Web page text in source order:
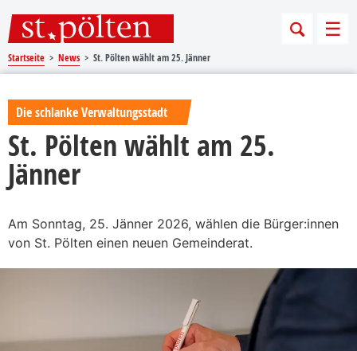
Startseite News St. Pölten wählt am 25. Jänner
Die schlanke Verwaltungsstadt
St. Pölten wählt am 25.
Jänner
Am Sonntag, 25. Jänner 2026, wählen die Bürger:innen
von St. Pölten einen neuen Gemeinderat.